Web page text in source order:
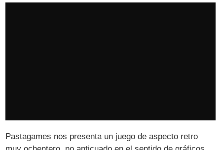
Pastagames nos presenta un juego de aspecto retro